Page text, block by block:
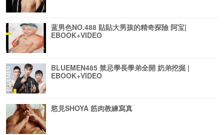
蓝男色NO.488 貼貼大男孩的精奇探險 阿宝|
EBOOK+VIDEO
BLUEMEN485 禁忌學長學弟全開 奶弟挖掘 |
EBOOK+VIDEO
慾見SHOYA 筋肉教練寫真